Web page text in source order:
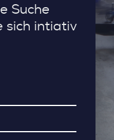
Suche
sich intiativ